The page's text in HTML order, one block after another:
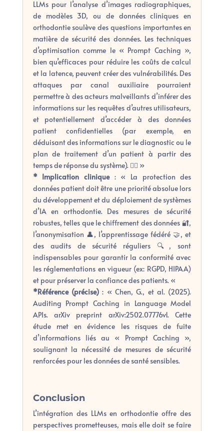
LLMs pour l’analyse d’images radiographiques,
de modèles 3D, ou de données cliniques en
orthodontie soulève des questions importantes en
matière de sécurité des données. Les techniques
d’optimisation comme le « Prompt Caching »,
bien qu’efficaces pour réduire les coûts de calcul
et la latence, peuvent créer des vulnérabilités. Des
attaques par canal auxiliaire pourraient
permettre à des acteurs malveillants d’inférer des
informations sur les requêtes d’autres utilisateurs,
et potentiellement d’accéder à des données
patient confidentielles (par exemple, en
déduisant des informations sur le diagnostic ou le
plan de traitement d’un patient à partir des
temps de réponse du système). 🕵️‍♂️ »
* Implication clinique: « La protection des
données patient doit être une priorité absolue lors
du développement et du déploiement de systèmes
d’IA en orthodontie. Des mesures de sécurité
robustes, telles que le chiffrement des données 🔐,
l’anonymisation 👤, l’apprentissage fédéré 🤝, et
des audits de sécurité réguliers 🔍, sont
indispensables pour garantir la conformité avec
les réglementations en vigueur (ex: RGPD, HIPAA)
et pour préserver la confiance des patients. «
*Référence (précise) : « Chen, G., et al. (2025).
Auditing Prompt Caching in Language Model
APIs. arXiv preprint arXiv:2502.07776v1. Cette
étude met en évidence les risques de fuite
d’informations liés au « Prompt Caching »,
soulignant la nécessité de mesures de sécurité
renforcées pour les données de santé sensibles.
Conclusion
L’intégration des LLMs en orthodontie offre des
perspectives prometteuses, mais elle doit se faire